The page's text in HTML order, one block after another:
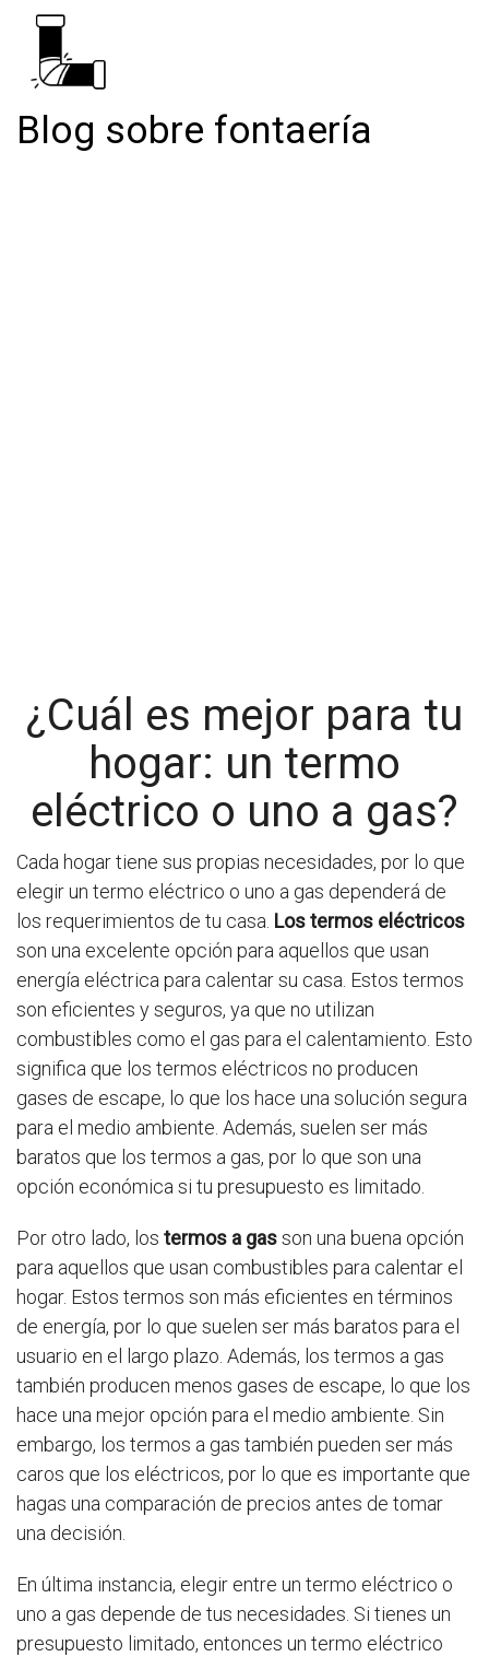
Blog sobre fontaería
¿Cuál es mejor para tu
hogar: un termo
eléctrico o uno a gas?
Cada hogar tiene sus propias necesidades, por lo que
elegir un termo eléctrico o uno a gas dependerá de
los requerimientos de tu casa. Los termos eléctricos
son una excelente opción para aquellos que usan
energía eléctrica para calentar su casa. Estos termos
son eficientes y seguros, ya que no utilizan
combustibles como el gas para el calentamiento. Esto
significa que los termos eléctricos no producen
gases de escape, lo que los hace una solución segura
para el medio ambiente. Además, suelen ser más
baratos que los termos a gas, por lo que son una
opción económica si tu presupuesto es limitado.
Por otro lado, los termos a gasson una buena opción
para aquellos que usan combustibles para calentar el
hogar. Estos termos son más eficientes en términos
de energía, por lo que suelen ser más baratos para el
usuario en el largo plazo. Además, los termos a gas
también producen menos gases de escape, lo que los
hace una mejor opción para el medio ambiente. Sin
embargo, los termos a gas también pueden ser más
caros que los eléctricos, por lo que es importante que
hagas una comparación de precios antes de tomar
una decisión.
En última instancia, elegir entre un termo eléctrico o
uno a gas depende de tus necesidades. Si tienes un
presupuesto limitado, entonces un termo eléctrico